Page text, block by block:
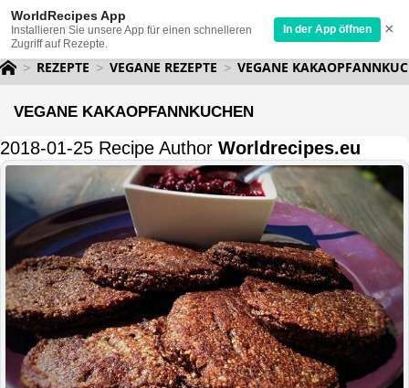
WorldRecipes App
Installieren Sie unsere App für einen schnelleren
Zugriff auf Rezepte.
In der App öffnen ×
REZEPTE VEGANE REZEPTE VEGANE
VEGANE KAKAOPFANNKUCHEN
2018-01-25 Recipe Author Worldrecipes.eu